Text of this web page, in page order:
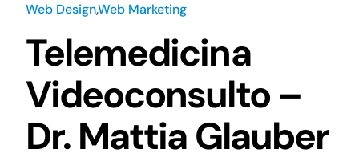
Web Agency
Servizi Web Agency
Contatti
Web Design,Web Marketing
Telemedicina
Videoconsulto –
Dr. Mattia Glauber